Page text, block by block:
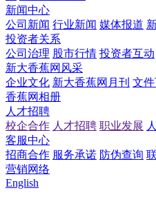
新闻中心
公司新闻 行业新闻 媒体报道
投资者关系
公司治理 股市行情 投资者互动
新大香蕉网风采
企业文化 新大香蕉网月刊 文
香蕉网相册
人才招聘
校企合作 人才招聘 职业发展
客服中心
招商合作 服务承诺 防伪查询
营销网络
English